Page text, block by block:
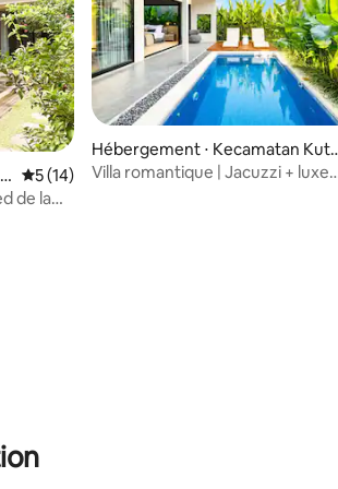
: 4,98 sur 5
Évaluation moyenne sur la base de 14
5 (14)
de la
Hébergement ⋅ Kecamatan Kuta
Utara
Villa romantique | Jacuzzi + luxe